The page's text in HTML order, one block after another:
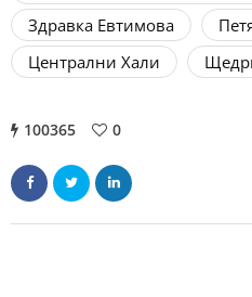
Здравка Евтимова
Централни Хали
100365 0